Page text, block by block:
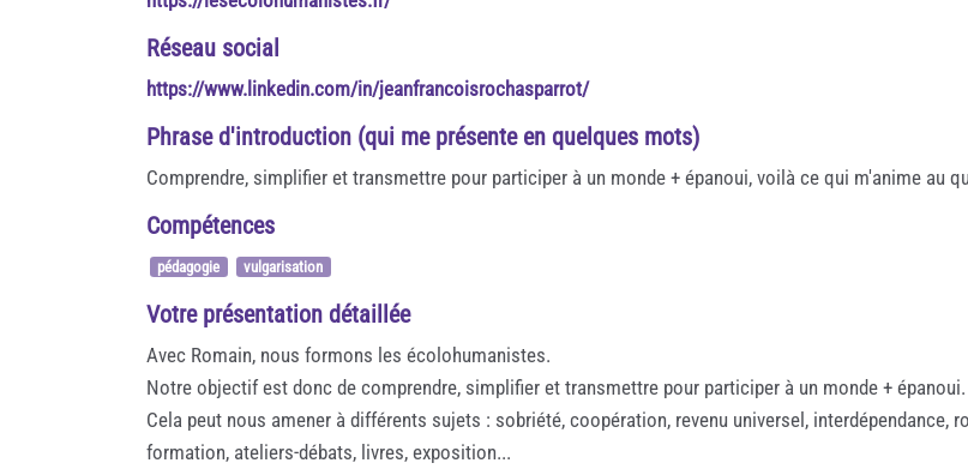
Réseau social
https://www.linkedin.com/in/jeanfrancoisrochasparrot/
Phrase d'introduction (qui me présente en quelques mots)
Comprendre, simplifier et transmettre pour participer à un monde + épanoui, voilà ce qui m'anime au
Compétences
pédagogie vulgarisation
Votre présentation détaillée
Avec Romain, nous formons les écolohumanistes.
Notre objectif est donc de comprendre, simplifier et transmettre pour participer à un monde + épanoui.
Cela peut nous amener à différents sujets : sobriété, coopération, revenu universel,
formation, ateliers-débats, livres, exposition...